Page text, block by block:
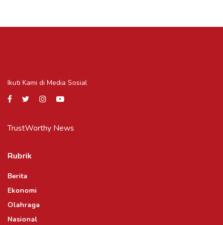
Ikuti Kami di Media Sosial
TrustWorthy News
Rubrik
Berita
Ekonomi
Olahraga
Nasional